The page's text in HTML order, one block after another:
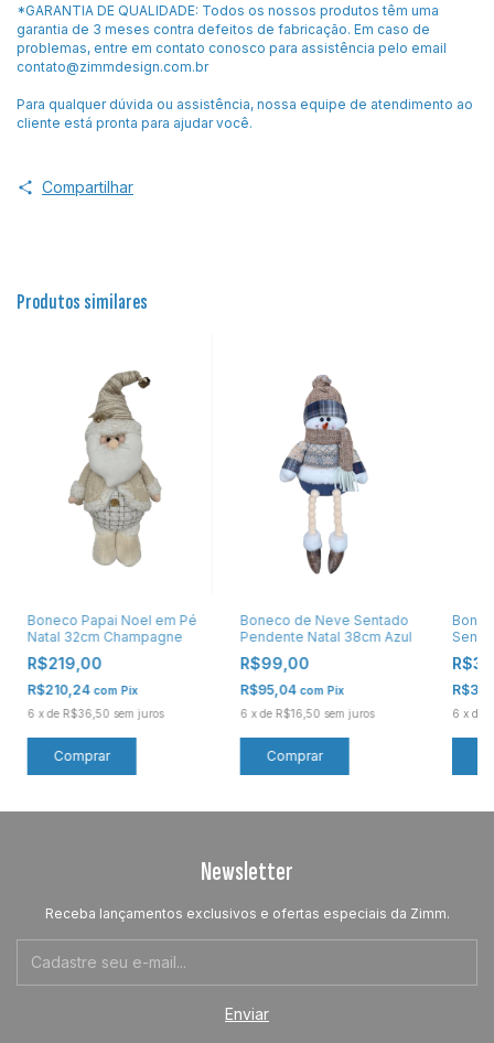
*GARANTIA DE QUALIDADE: Todos os nossos produtos têm uma
garantia de 3 meses contra defeitos de fabricação. Em caso de
problemas, entre em contato conosco para assistência pelo email
contato@zimmdesign.com.br
Para qualquer dúvida ou assistência, nossa equipe de atendimento ao
cliente está pronta para ajudar você.
Compartilhar
Produtos similares
Boneco Papai Noel em Pé
Natal 32cm Champagne
R$219,00
R$210,24 com Pix
6 xde R$36,50 sem juros
Boneco de Neve Sentado
Pendente Natal 38cm Azul
R$99,00
R$95,04 com Pix
6 xde R$16,50 sem juros 6 x de
Newsletter
Receba lançamentos exclusivos e ofertas especiais da Zimm.